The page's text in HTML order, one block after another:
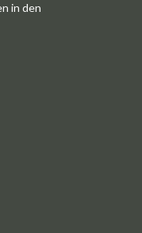
in den